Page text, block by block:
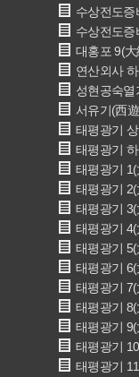
수상전도증
수상전도증
대홍포 9(大
연산외사
성현공숙열
서유기(西
태평광기
태평광기
태평광기
태평광기
태평광기
태평광기
태평광기
태평광기
태평광기
태평광기
태평광기
태평광기
태평광기